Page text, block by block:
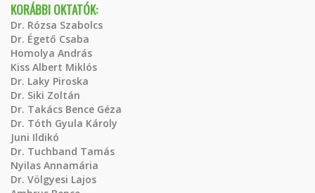
KORÁBBI OKTATÓK:
Dr. Rózsa Szabolcs
Dr. Égető Csaba
Homolya András
Kiss Albert Miklós
Dr. Laky Piroska
Dr. Siki Zoltán
Dr. Takács Bence Géza
Dr. Tóth Gyula Károly
Juni Ildikó
Dr. Tuchband Tamás
Nyilas Annamária
Dr. Völgyesi Lajos